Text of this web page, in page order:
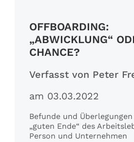
OFFBOARDING:
„ABWICKLUNG“
CHANCE?
Verfasst von Peter
am 03.03.2022
Befunde und
„guten Ende“ des
Person und Unternehmen